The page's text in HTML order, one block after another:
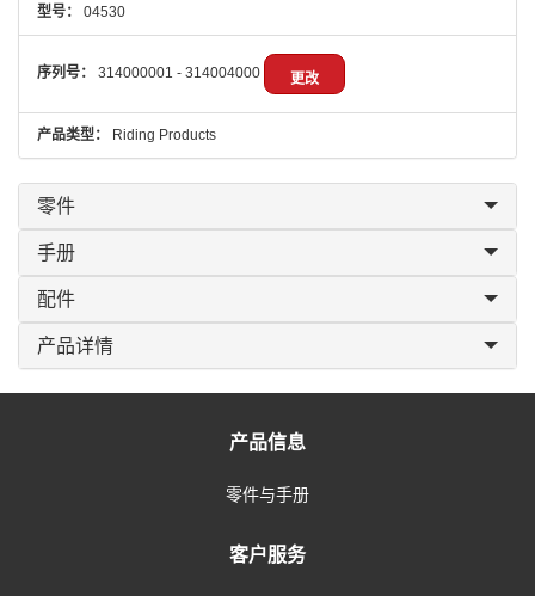
型号： 04530
序列号： 314000001 - 314004000 更改
产品类型： Riding Products
零件
手册
配件
产品详情
产品信息
零件与手册
客户服务